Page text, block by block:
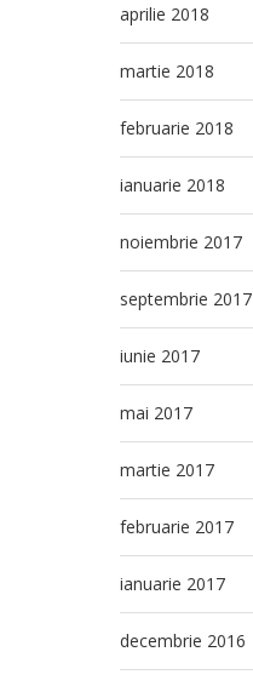
aprilie 2018
martie 2018
februarie 2018
ianuarie 2018
noiembrie 2017
septembrie 2017
iunie 2017
mai 2017
martie 2017
februarie 2017
ianuarie 2017
decembrie 2016